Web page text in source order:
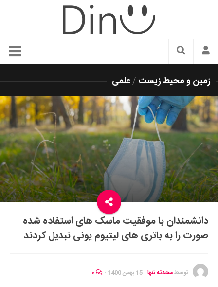
زیبایی و آرایش
شیک پوشی
دکوراسیون و چیدمان
غذا
رستوران گردی
آشپزی
سفر و گردشگری
ایران گردی
جهان گردی
موفقیت و مهارت‌های فردی
زمین و محیط زیست /علمی
دانشمندان با موفقیت ماسک های استفاده شده
صورت را به باتری های لیتیوم یونی تبدیل کردند
توسطمحدثه تنها · 15 بهمن 1400 ·